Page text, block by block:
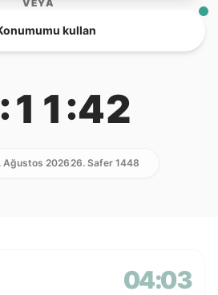
VEYA
kullan
Ağustos 202626. Safer 1448
04:03